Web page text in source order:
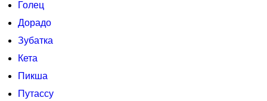
Голец
Дорадо
Зубатка
Кета
Пикша
Путассу